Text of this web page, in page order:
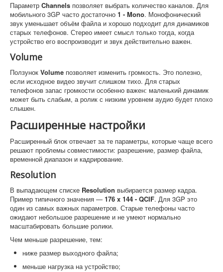
Параметр Channels позволяет выбрать количество каналов. Для
мобильного 3GP часто достаточно 1 - Mono. Монофонический
звук уменьшает объём файла и хорошо подходит для динамиков
старых телефонов. Стерео имеет смысл только тогда, когда
устройство его воспроизводит и звук действительно важен.
Volume
Ползунок Volume позволяет изменить громкость. Это полезно,
если исходное видео звучит слишком тихо. Для старых
телефонов запас громкости особенно важен: маленький динамик
может быть слабым, а ролик с низким уровнем аудио будет плохо
слышен.
Расширенные настройки
Расширенный блок отвечает за те параметры, которые чаще всего
решают проблемы совместимости: разрешение, размер файла,
временной диапазон и кадрирование.
Resolution
В выпадающем списке Resolution выбирается размер кадра.
Пример типичного значения — 176 x 144 - QCIF. Для 3GP это
один из самых важных параметров. Старые телефоны часто
ожидают небольшое разрешение и не умеют нормально
масштабировать большие ролики.
Чем меньше разрешение, тем:
ниже размер выходного файла;
меньше нагрузка на устройство;